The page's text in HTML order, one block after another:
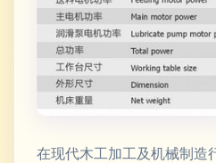
在现代木工加工及机械制造